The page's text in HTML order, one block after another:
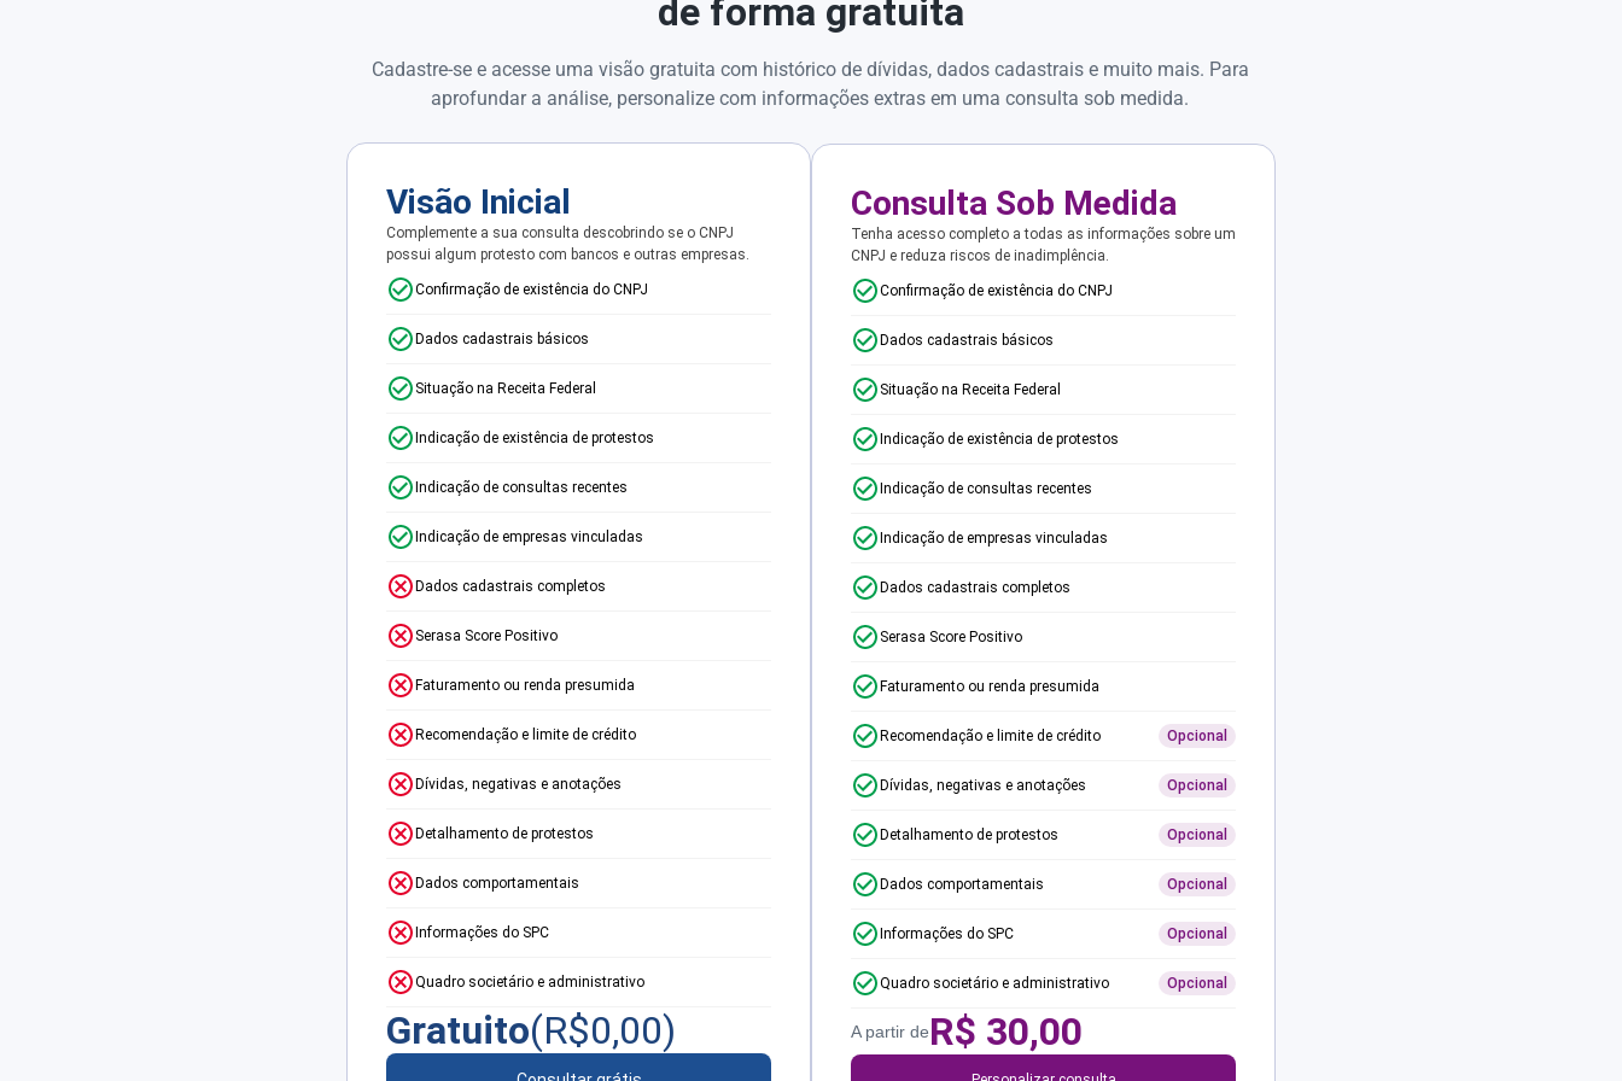
de forma gratuita
Cadastre-se e acesse uma visão gratuita com histórico de dívidas, dados cadastrais e muito mais. Para
aprofundar a análise, personalize com informações extras em uma consulta sob medida.
Visão Inicial
Complemente a sua consulta descobrindo se o CNPJ
possui algum protesto com bancos e outras empresas.
Confirmação de existência do CNPJ
Dados cadastrais básicos
Situação na Receita Federal
Indicação de existência de protestos
Indicação de consultas recentes
Indicação de empresas vinculadas
Dados cadastrais completos
Serasa Score Positivo
Faturamento ou renda presumida
Recomendação e limite de crédito
Dívidas, negativas e anotações
Detalhamento de protestos
Dados comportamentais
Informações do SPC
Quadro societário e administrativo
Gratuito(R$0,00)
Consulta Sob Medida
Tenha acesso completo a todas as informações sobre um
CNPJ e reduza riscos de inadimplência.
Confirmação de existência do CNPJ
Dados cadastrais básicos
Situação na Receita Federal
Indicação de existência de protestos
Indicação de consultas recentes
Indicação de empresas vinculadas
Dados cadastrais completos
Serasa Score Positivo
Faturamento ou renda presumida
Recomendação e limite de crédito Opcional
Dívidas, negativas e anotações Opcional
Detalhamento de protestos Opcional
Dados comportamentais Opcional
Informações do SPC Opcional
Quadro societário e administrativo Opcional
A partir deR$ 30,00